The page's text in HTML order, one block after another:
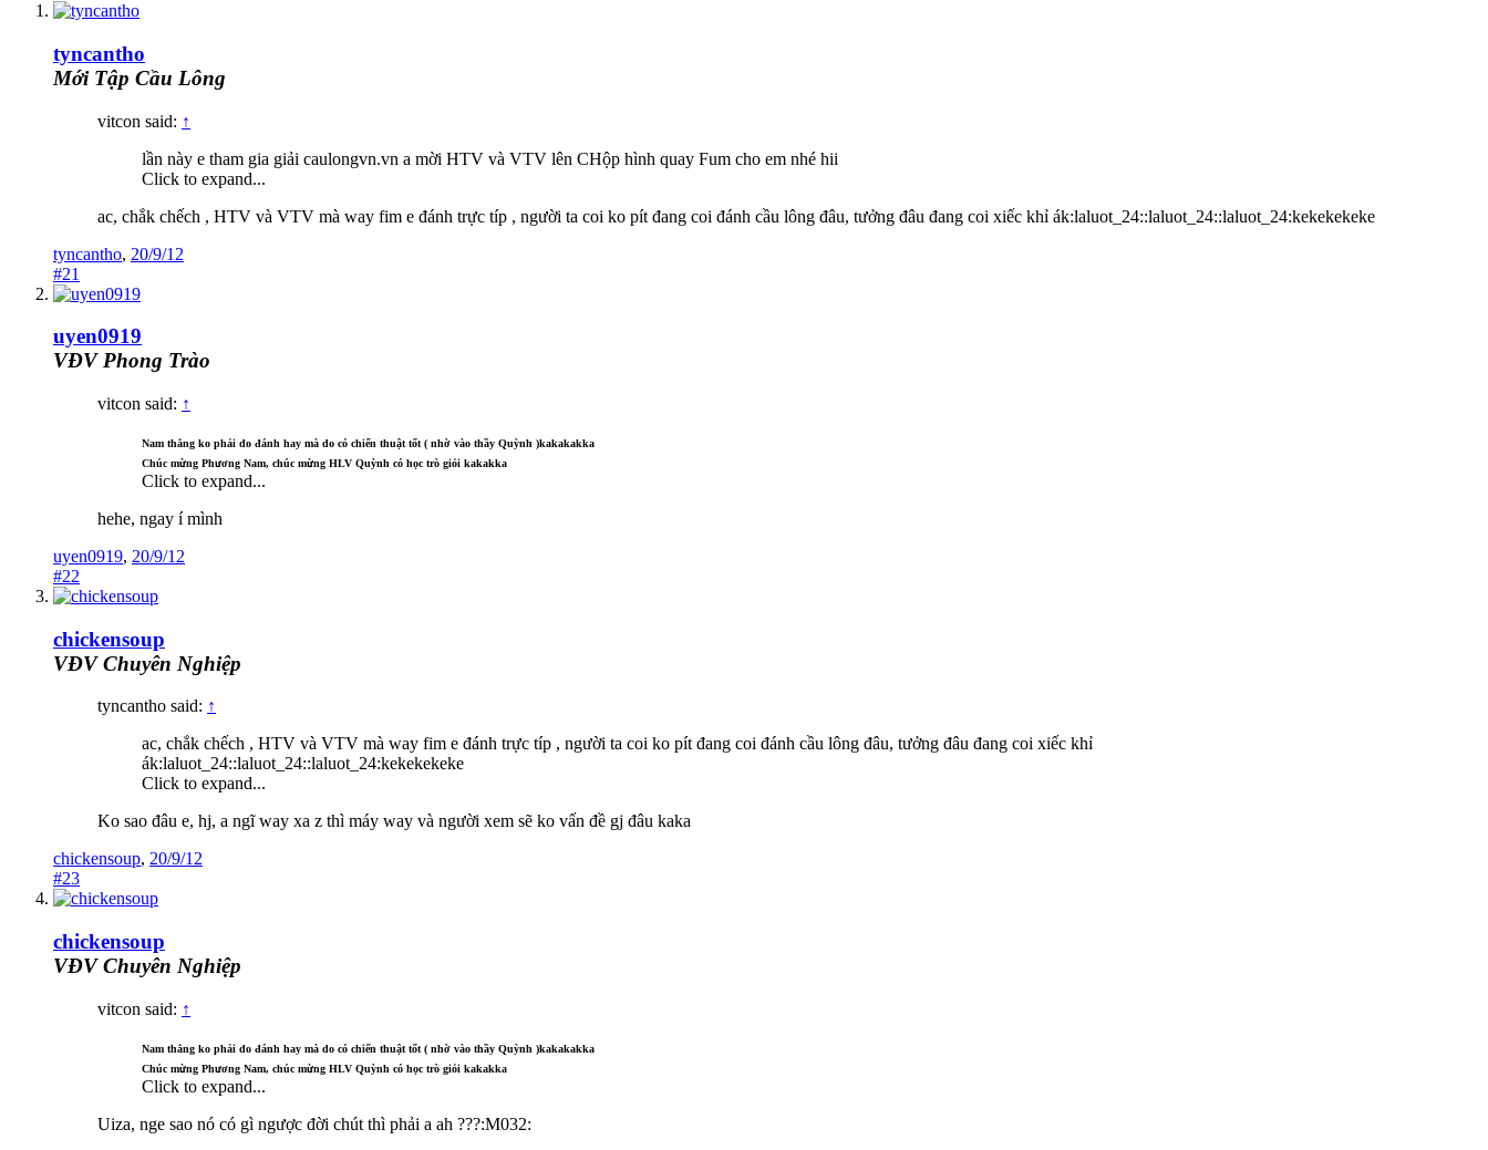
tyncantho
Mới Tập Cầu Lông
vitcon said: ↑
lần này e tham gia giải caulongvn.vn a mời HTV và VTV lên CHộp hình quay Fum cho em nhé hii
Click to expand...
ac, chắk chếch , HTV và VTV mà way fim e đánh trực típ , người ta coi ko pít đang coi đánh cầu lông đâu, tưởng đâu đang coi xiếc khỉ ák:laluot_24::laluot_24::laluot_24:kekekekeke
tyncantho, 20/9/12
#21
uyen0919
VĐV Phong Trào
vitcon said: ↑
Nam thắng ko phải do đánh hay mà do có chiến thuật tốt ( nhờ vào thầy Quỳnh )kakakakka
Chúc mừng Phương Nam, chúc mừng HLV Quỳnh có học trò giỏi kakakka
Click to expand...
hehe, ngay í mình
uyen0919, 20/9/12
#22
chickensoup
VĐV Chuyên Nghiệp
tyncantho said: ↑
ac, chắk chếch , HTV và VTV mà way fim e đánh trực típ , người ta coi ko pít đang coi đánh cầu lông đâu, tưởng đâu đang coi xiếc khỉ
ák:laluot_24::laluot_24::laluot_24:kekekekeke
Click to expand...
Ko sao đâu e, hj, a ngĩ way xa z thì máy way và người xem sẽ ko vấn đề gj đâu kaka
chickensoup, 20/9/12
#23
chickensoup
VĐV Chuyên Nghiệp
vitcon said: ↑
Nam thắng ko phải do đánh hay mà do có chiến thuật tốt ( nhờ vào thầy Quỳnh )kakakakka
Chúc mừng Phương Nam, chúc mừng HLV Quỳnh có học trò giỏi kakakka
Click to expand...
Uiza, nge sao nó có gì ngược đời chút thì phải a ah ???:M032: